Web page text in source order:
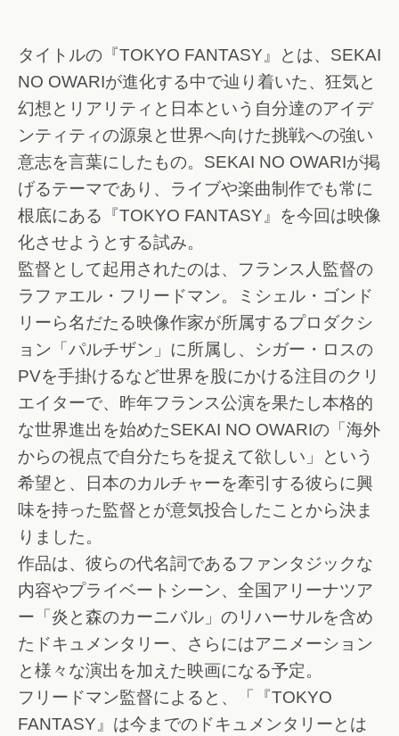
タイトルの『TOKYO FANTASY』とは、SEKAI
NO OWARIが進化する中で辿り着いた、狂気と
幻想とリアリティと日本という自分達のアイデ
ンティティの源泉と世界へ向けた挑戦への強い
意志を言葉にしたもの。SEKAI NO OWARIが掲
げるテーマであり、ライブや楽曲制作でも常に
根底にある『TOKYO FANTASY』を今回は映像
化させようとする試み。
監督として起用されたのは、フランス人監督の
ラファエル・フリードマン。ミシェル・ゴンド
リーら名だたる映像作家が所属するプロダクシ
ョン「パルチザン」に所属し、シガー・ロスの
PVを手掛けるなど世界を股にかける注目のクリ
エイターで、昨年フランス公演を果たし本格的
な世界進出を始めたSEKAI NO OWARIの「海外
からの視点で自分たちを捉えて欲しい」という
希望と、日本のカルチャーを牽引する彼らに興
味を持った監督とが意気投合したことから決ま
りました。
作品は、彼らの代名詞であるファンタジックな
内容やプライベートシーン、全国アリーナツア
ー「炎と森のカーニバル」のリハーサルを含め
たドキュメンタリー、さらにはアニメーション
と様々な演出を加えた映画になる予定。
フリードマン監督によると、「『TOKYO
FANTASY』は今までのドキュメンタリーとは